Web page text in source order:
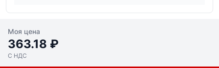
Моя цена
363.18 ₽
С НДС